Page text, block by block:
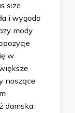
size
i wygoda
mody
w
noszące
damska